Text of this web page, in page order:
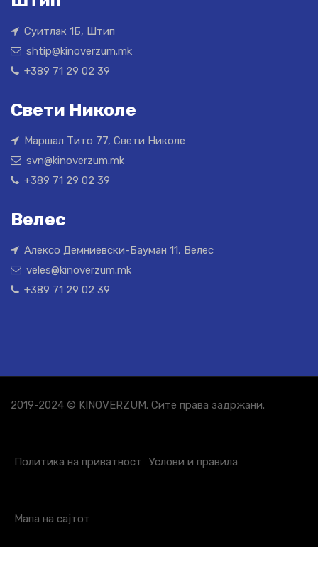
Суитлак 1Б, Штип
shtip@kinoverzum.mk
+389 71 29 02 39
Свети Николе
Маршал Тито 77, Свети Николе
svn@kinoverzum.mk
+389 71 29 02 39
Велес
Алексо Демниевски-Бауман 11, Велес
veles@kinoverzum.mk
+389 71 29 02 39
2019-2024 © KINOVERZUM. Сите права задржани.
Политика на приватност Услови и правила
Мапа на сајтот